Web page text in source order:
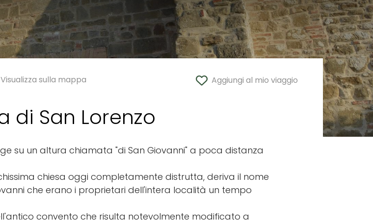
Visualizza sulla mappa Aggiungi al mio viaggio
di San Lorenzo
su un altura chiamata "di San Giovanni" a poca distanza
chiesa oggi completamente distrutta, deriva il nome
che erano i proprietari dell'intera località un tempo
convento che risulta notevolmente modificato a